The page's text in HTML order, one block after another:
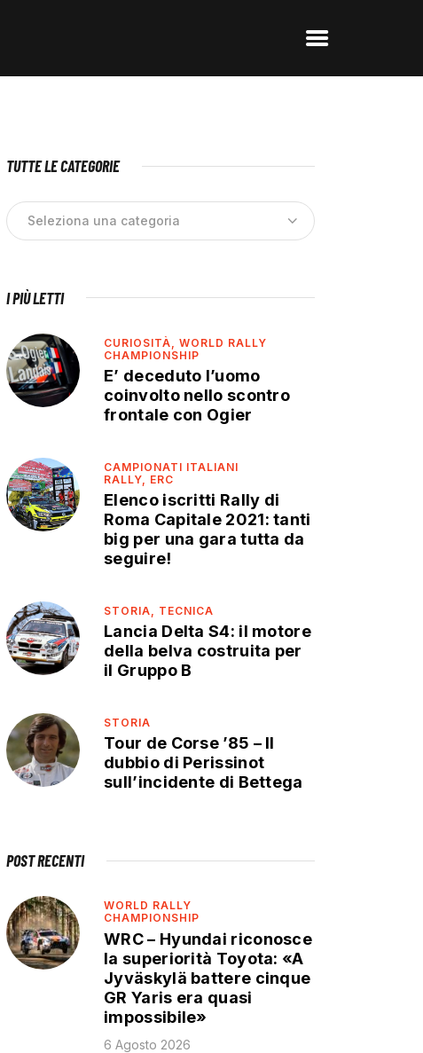
TUTTE LE CATEGORIE
I PIÙ LETTI
CURIOSITÀ,WORLD RALLY
CHAMPIONSHIP
E’ deceduto l’uomo
coinvolto nello scontro
frontale con Ogier
CAMPIONATI ITALIANI
RALLY, ERC
Elenco iscritti Rally di
Roma Capitale 2021: tanti
big per una gara tutta da
seguire!
STORIA, TECNICA
Lancia Delta S4: il motore
della belva costruita per
il Gruppo B
STORIA
Tour de Corse ’85 – Il
dubbio di Perissinot
sull’incidente di Bettega
POST RECENTI
WORLD RALLY
CHAMPIONSHIP
WRC – Hyundai riconosce
la superiorità Toyota: «A
Jyväskylä battere cinque
GR Yaris era quasi
impossibile»
6 Agosto 2026